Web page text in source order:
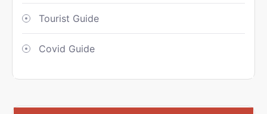
Tourist Guide
Covid Guide